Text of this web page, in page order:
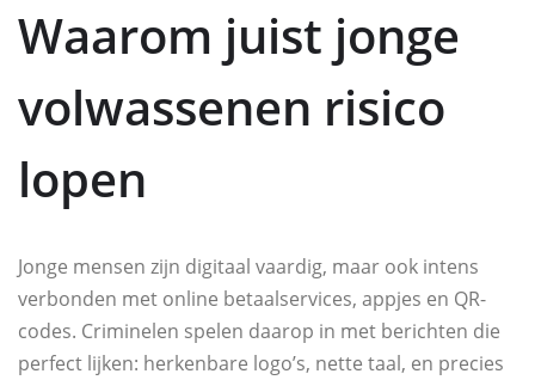
Waarom juist jonge
volwassenen risico
lopen
Jonge mensen zijn digitaal vaardig, maar ook intens
verbonden met online betaalservices, appjes en QR-
codes. Criminelen spelen daarop in met berichten die
perfect lijken: herkenbare logo’s, nette taal, en precies